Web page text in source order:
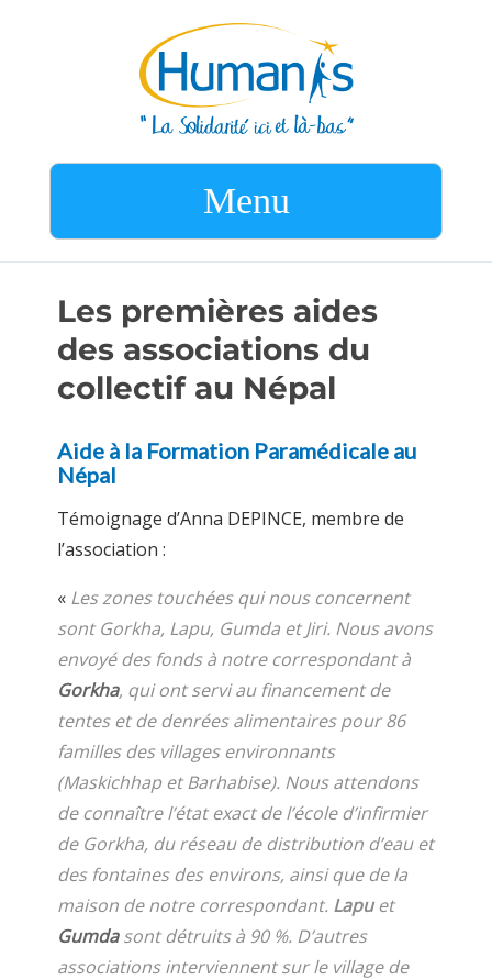
Menu
Les premières aides
des associations du
collectif au Népal
Aide à la Formation Paramédicale au
Népal
Témoignage d’Anna DEPINCE, membre de
l’association :
« Les zones touchées qui nous concernent
sont Gorkha, Lapu, Gumda et Jiri. Nous avons
envoyé des fonds à notre correspondant à
Gorkha, qui ont servi au financement de
tentes et de denrées alimentaires pour 86
familles des villages environnants
(Maskichhap et Barhabise). Nous attendons
de connaître l’état exact de l’école d’infirmier
de Gorkha, du réseau de distribution d’eau et
des fontaines des environs, ainsi que de la
maison de notre correspondant. Lapuet
Gumdasont détruits à 90 %. D’autres
associations interviennent sur le village de